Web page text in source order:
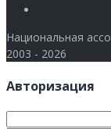
Национальная
2003 - 2026
Авторизация